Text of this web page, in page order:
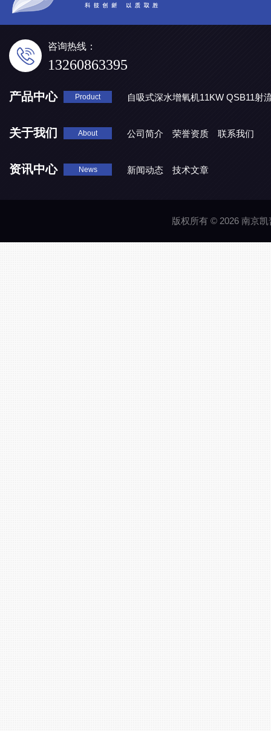
咨询热线：
13260863395
产品中心 Product
自吸式深水增氧机11KW QSB11射
关于我们 About 公司简介 荣誉资质 联系我们
资讯中心 News 新闻动态 技术文章
版权所有 © 2026 南京